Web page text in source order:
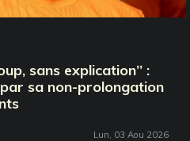
sans explication’’ :
sa non-prolongation
Lun, 03 Aou 2026